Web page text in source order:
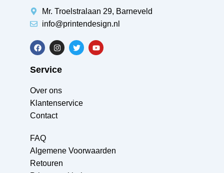
Mr. Troelstralaan 29, Barneveld
info@printendesign.nl
Service
Over ons
Klantenservice
Contact
FAQ
Algemene Voorwaarden
Retouren